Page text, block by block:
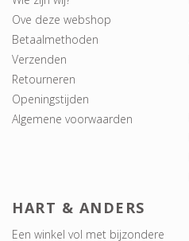
Ove deze webshop
Betaalmethoden
Verzenden
Retourneren
Openingstijden
Algemene voorwaarden
HART & ANDERS
Een winkel vol met bijzondere